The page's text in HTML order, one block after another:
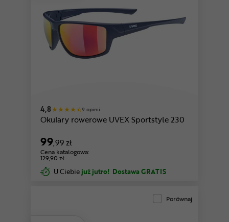
4,8 9 opinii
Okulary rowerowe UVEX Sportstyle 230
99,99 zł
Cena katalogowa:
129,90 zł
U Ciebie już jutro! Dostawa GRATIS
Porównaj